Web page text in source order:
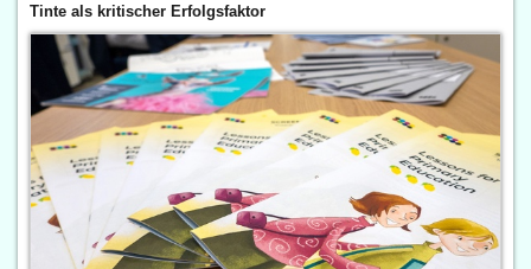
Tinte als kritischer Erfolgsfaktor